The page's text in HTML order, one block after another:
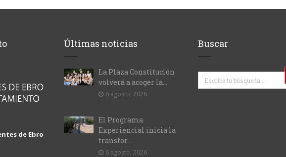
de Ebro
Últimas noticias
La Plaza Constitución
volverá a acoger la...
6 agosto, 2026
El Programa
Experiencial inicia la
transfor...
6 agosto, 2026
Buscar
Buscar